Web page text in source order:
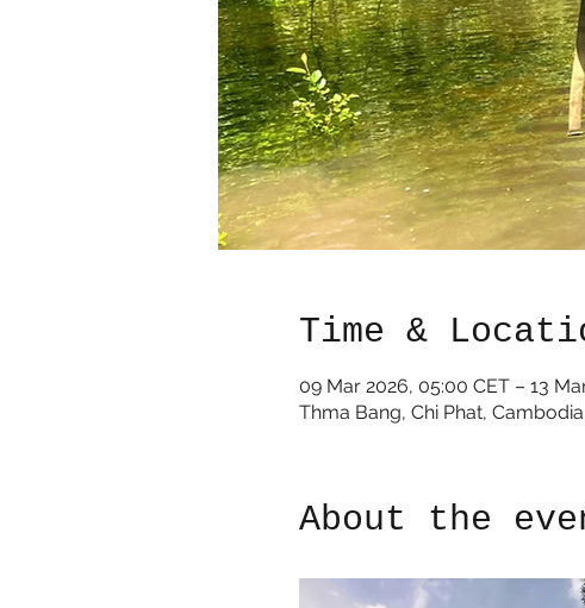
Time &
09 Mar 2026, 05:00 CET – 13
Thma Bang, Chi Phat, Cambodia
About the